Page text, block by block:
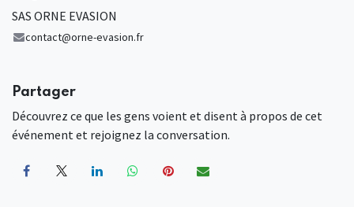
SAS ORNE EVASION
contact@orne-evasion.fr
Partager
Découvrez ce que les gens voient et disent à propos de cet
événement et rejoignez la conversation.